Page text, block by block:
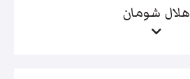
هلال شومان